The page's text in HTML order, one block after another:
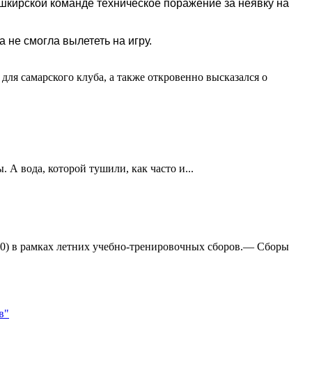
самарского клуба, а также откровенно высказался о
вода, которой тушили, как часто и...
в рамках летних учебно-тренировочных сборов.— Сборы
команде техническое поражение за неявку на
смогла вылететь на игру.